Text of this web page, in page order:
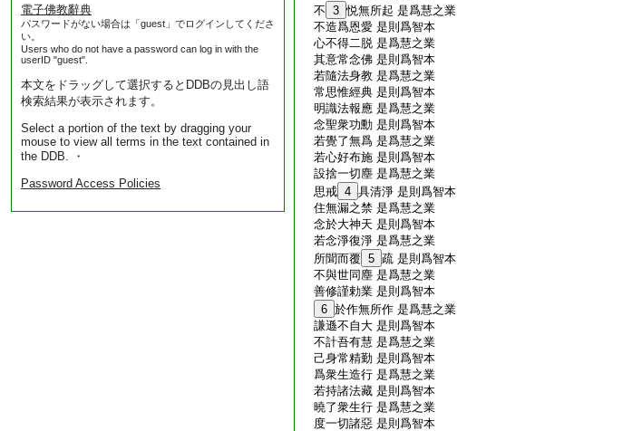
電子佛教辭典
パスワードがない場合は「guest」でログインしてくださ
い。
Users who do not have a password can log in with the
userID "guest".
本文をドラッグして選択するとDDBの見出し語
検索結果が表示されます。
Select a portion of the text by dragging your
mouse to view all terms in the text contained in
the DDB. ・
Password Access Policies
不 3 悦無所起 是爲慧之業
不造爲恩愛 是則爲智本
心不得二脱 是爲慧之業
其意常念佛 是則爲智本
若隨法身教 是爲慧之業
常思惟經典 是則爲智本
明識法報應 是爲慧之業
念聖衆功勳 是則爲智本
若覺了無爲 是爲慧之業
若心好布施 是則爲智本
設捨一切塵 是爲慧之業
思戒 4 具清淨 是則爲智本
住無漏之禁 是爲慧之業
念於大神天 是則爲智本
若念淨復淨 是爲慧之業
所聞而覆 5 疏 是則爲智本
不與世同塵 是爲慧之業
善修謹勅業 是則爲智本
6 於作無所作 是爲慧之業
謙遜不自大 是則爲智本
不計吾有慧 是爲慧之業
己身常精勤 是則爲智本
爲衆生造行 是爲慧之業
若持諸法藏 是則爲智本
曉了衆生行 是爲慧之業
度一切諸惡 是則爲智本